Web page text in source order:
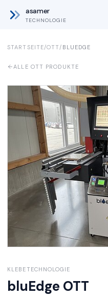
asamer
TECHNOLOGIE
STARTSEITE/OTT/ BLUEDGE
ALLE OTT PRODUKTE
KLEBETECHNOLOGIE
bluEdge OTT